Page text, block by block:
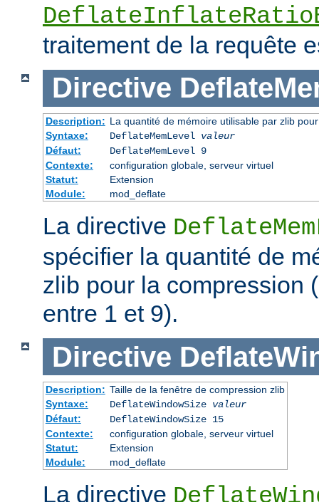
traitement de la requête
Directive
Description: La quantité de mémoire utilisable par zlib
Syntaxe:
DeflateMemLevel valeur
Défaut:
DeflateMemLevel 9
Contexte:
configuration globale, serveur virtuel
Statut:
Extension
Module:
mod_deflate
La directive
spécifier la quantité de
zlib pour la compression
entre 1 et 9).
Directive
Description: Taille de la fenêtre de compression zlib
Syntaxe:
DeflateWindowSize valeur
Défaut:
DeflateWindowSize 15
Contexte:
configuration globale, serveur virtuel
Statut:
Extension
Module:
mod_deflate
La directive